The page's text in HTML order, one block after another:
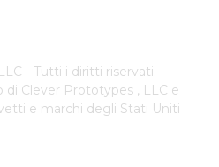
- Tutti i diritti riservati.
di Clever Prototypes , LLC e
e marchi degli Stati Uniti